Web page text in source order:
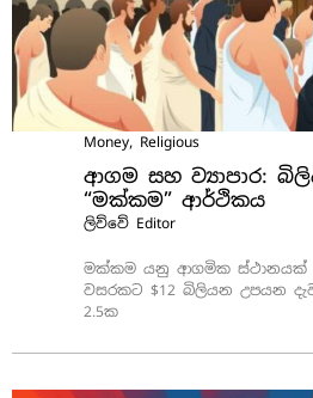
Money, Religious
ආගම සහ ව්‍යාපාර:
“මක්කම” ආර්ථිකය
ලිව්වේ Editor
මක්කම යනු ආගමික
වසරකට $12 බිලියන උපයන
2.5ක